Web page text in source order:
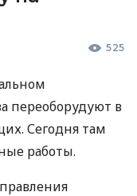
525
переоборудуют в
Сегодня там
работы.